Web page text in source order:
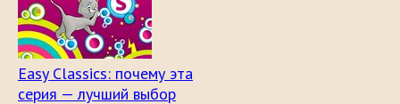
Easy Classics: почему эта
серия — лучший выбор